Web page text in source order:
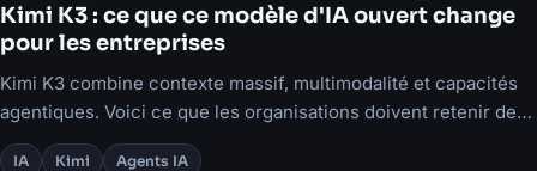
Kimi K3 : ce que ce modèle d'IA ouvert change
pour les entreprises
Kimi K3 combine contexte massif, multimodalité et capacités
agentiques. Voici ce que les organisations doivent retenir de
cette annonce.
IA Kimi Agents IA